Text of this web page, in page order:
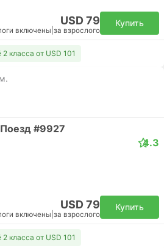
USD 79
включены за взрослого
Купить
класса от USD 101
#9927
4.3
USD 79
включены за взрослого
Купить
класса от USD 101